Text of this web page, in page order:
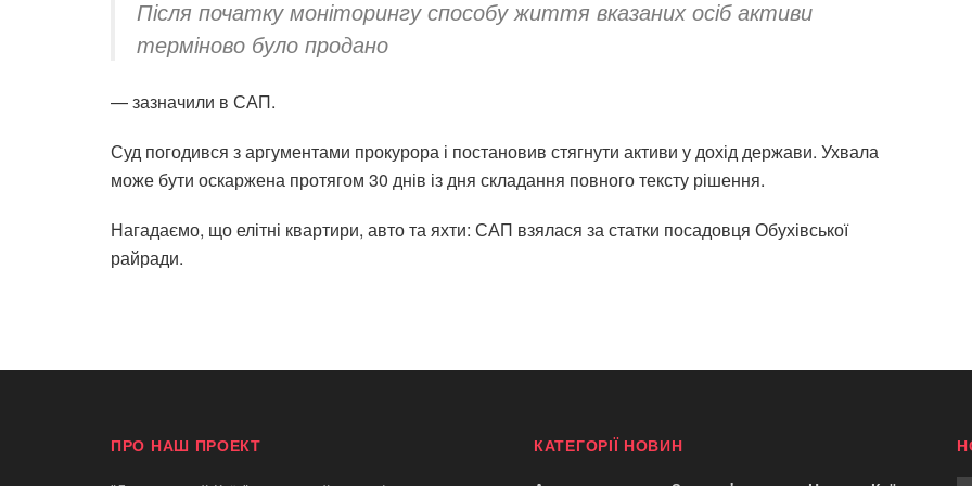
Після початку моніторингу способу життя вказаних осіб активи
терміново було продано
— зазначили в САП.
Суд погодився з аргументами прокурора і постановив стягнути активи у дохід держави. Ухвала
може бути оскаржена протягом 30 днів із дня складання повного тексту рішення.
Нагадаємо, що елітні квартири, авто та яхти: САП взялася за статки посадовця Обухівської
райради.
ПРО НАШ ПРОЕКТ
КАТЕГОРІЇ НОВИН